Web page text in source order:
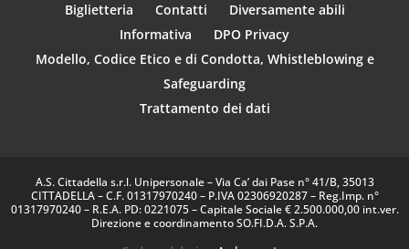
Biglietteria Contatti
Diversamente abili
Informativa
DPO Privacy
Modello, Codice Etico e di Condotta, Whistleblowing e
Safeguarding
Trattamento dei dati
A.S. Cittadella s.r.l. Unipersonale – Via Ca’ dai Pase n° 41/B, 35013
CITTADELLA – C.F. 01317970240 – P.IVA 02306920287 – Reg.Imp. n°
01317970240 – R.E.A. PD: 0221075 – Capitale Sociale € 2.500.000,00 int.ver.
Direzione e coordinamento SO.FI.D.A. S.P.A.